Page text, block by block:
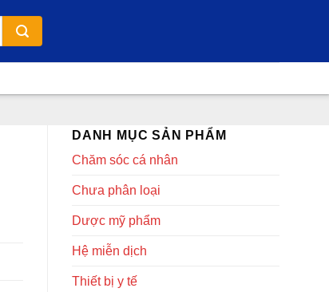
DANH MỤC SẢN PHẨM
Chăm sóc cá nhân
Chưa phân loại
Dược mỹ phẩm
Hệ miễn dịch
Thiết bị y tế